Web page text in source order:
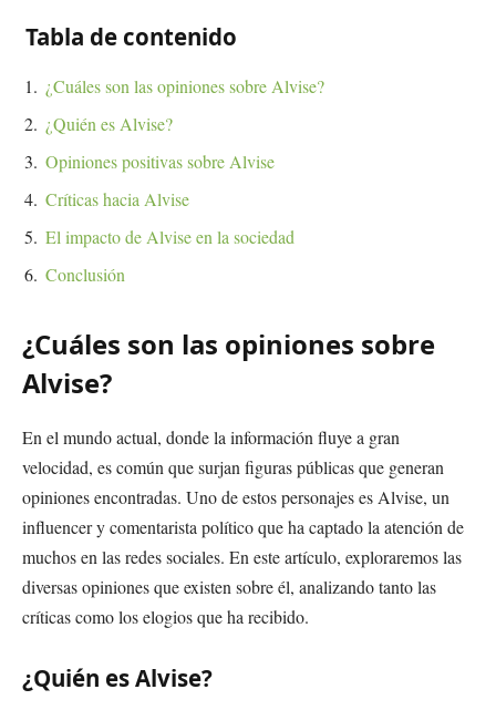
Tabla de contenido
¿Cuáles son las opiniones sobre Alvise?
¿Quién es Alvise?
Opiniones positivas sobre Alvise
Críticas hacia Alvise
El impacto de Alvise en la sociedad
Conclusión
¿Cuáles son las opiniones sobre
Alvise?
En el mundo actual, donde la información fluye a gran
velocidad, es común que surjan figuras públicas que generan
opiniones encontradas. Uno de estos personajes es Alvise, un
influencer y comentarista político que ha captado la atención de
muchos en las redes sociales. En este artículo, exploraremos las
diversas opiniones que existen sobre él, analizando tanto las
críticas como los elogios que ha recibido.
¿Quién es Alvise?